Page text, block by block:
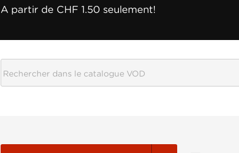
A partir de CHF 1.50 seulement!